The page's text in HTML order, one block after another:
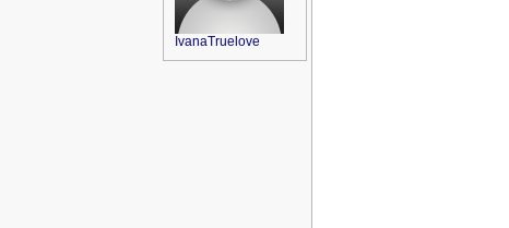
IvanaTruelove